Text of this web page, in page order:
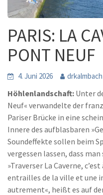
PARIS: LA
PONT NEUF
4. Juni 2026 drkalmbach
Höhlenlandschaft: Unter
Neuf« verwandelte der
Pariser Brücke in eine
Innere des aufblasbaren
Soundeffekte sollen beim
vergessen lassen, dass
»Traverser La Caverne,
entrailles de la ville et une
autrement«, heißt es auf